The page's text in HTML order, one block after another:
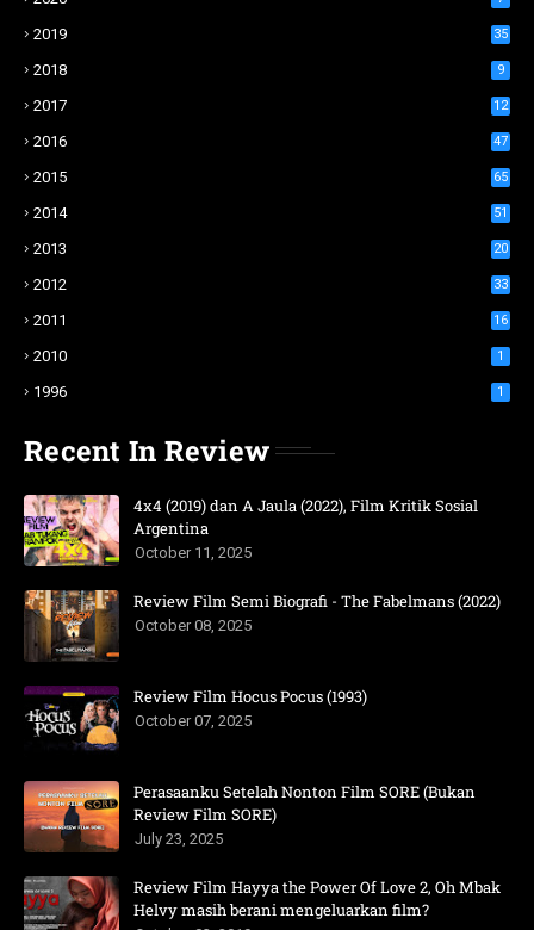
2019 35
2018 9
2017 12
2016 47
2015 65
2014 51
2013 20
2012 33
2011 16
2010 1
1996 1
Recent In Review
4x4 (2019) dan A Jaula (2022), Film Kritik Sosial
Argentina
October 11, 2025
Review Film Semi Biografi - The Fabelmans (2022)
October 08, 2025
Review Film Hocus Pocus (1993)
October 07, 2025
Perasaanku Setelah Nonton Film SORE (Bukan
Review Film SORE)
July 23, 2025
Review Film Hayya the Power Of Love 2, Oh Mbak
Helvy masih berani mengeluarkan film?